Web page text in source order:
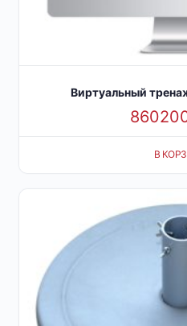
Виртуальный
В